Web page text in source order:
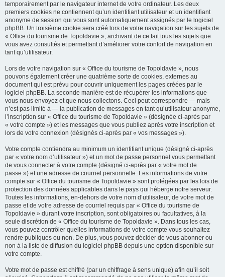
temporairement par le navigateur internet de votre ordinateur. Les deux
premiers cookies ne contiennent qu’un identifiant utilisateur et un identifiant
anonyme de session qui vous sont automatiquement assignés par le logiciel
phpBB. Un troisième cookie sera créé lors de votre navigation sur les sujets de
« Office du tourisme de Topoldavie », archivant de ce fait tous les sujets que
vous avez consultés et permettant d’améliorer votre confort de navigation en
tant qu’utilisateur.
Lors de votre navigation sur « Office du tourisme de Topoldavie », nous
pouvons également créer une quatrième sorte de cookies, externes au
document qui est prévu pour couvrir uniquement les pages créées par le
logiciel phpBB. La seconde manière est de récupérer les informations que
vous nous envoyez et que nous collectons. Ceci peut correspondre — mais
n’est pas limité à — la publication de messages en tant qu’utilisateur anonyme,
l’inscription sur « Office du tourisme de Topoldavie » (désignée ci-après par
« votre compte ») et les messages que vous publiez après votre inscription et
lors de votre connexion (désignés ci-après par « vos messages »).
Votre compte contiendra au minimum un identifiant unique (désigné ci-après
par « votre nom d’utilisateur ») et un mot de passe personnel vous permettant
de vous connecter à votre compte (désigné ci-après par « votre mot de
passe ») et une adresse de courriel personnelle. Les informations de votre
compte sur « Office du tourisme de Topoldavie » sont protégées par les lois de
protection des données applicables dans le pays qui héberge notre serveur.
Toutes les informations, en-dehors de votre nom d’utilisateur, de votre mot de
passe et de votre adresse de courriel requis par « Office du tourisme de
Topoldavie » durant votre inscription, sont obligatoires ou facultatives, à la
seule discrétion de « Office du tourisme de Topoldavie ». Dans tous les cas,
vous pouvez contrôler quelles informations de votre compte vous souhaitez
rendre publiques ou non. De plus, vous pouvez décider de vous abonner ou
non à la liste de diffusion du logiciel phpBB depuis une option disponible sur
votre compte.
Votre mot de passe est chiffré (par un chiffrage à sens unique) afin qu’il soit